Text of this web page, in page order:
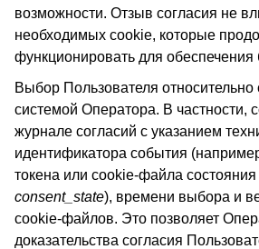
возможности. Отзыв согласия не
необходимых cookie, которые
функционировать для обеспечения
Выбор Пользователя относительно
системой Оператора. В частности,
журнале согласий с указанием
идентификатора события
токена или cookie-файла состояния
consent_state), времени выбора и
cookie-файлов. Это позволяет
доказательства согласия